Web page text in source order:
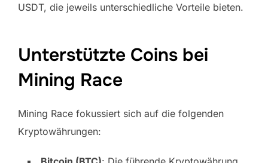
USDT, die jeweils unterschiedliche Vorteile bieten.
Unterstützte Coins bei
Mining Race
Mining Race fokussiert sich auf die folgenden
Kryptowährungen: